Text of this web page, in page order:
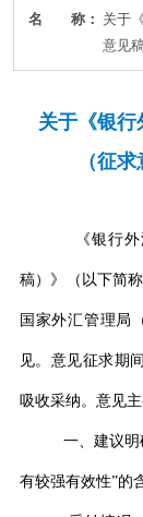
名 称： 关于
意见
关于《银行
（征
《银行
稿）》（以下简
国家外汇管理局
见。意见征求期
吸收采纳。意见
一、建议
有较强有效性”的